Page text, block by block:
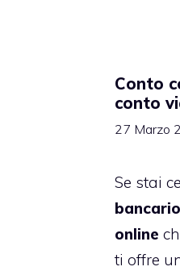
Conto
conto
27 Marzo
Se stai
online
ti offre